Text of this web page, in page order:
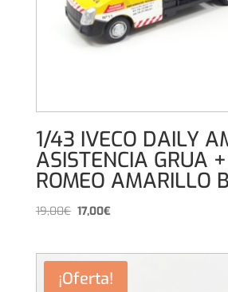
1/43 IVECO DAILY
ASISTENCIA GRUA
ROMEO AMARILLO
19,00€El
era:
19,00€.
17,00€El
es:
17,00€.
¡Oferta!